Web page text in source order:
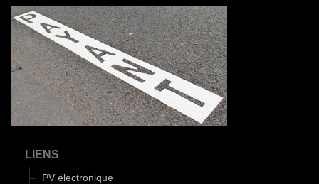
LIENS
PV électronique